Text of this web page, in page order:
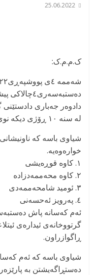
25.06.2022
ک.م.م.ک:
دادوەر جەباری
لە سنە ١٠ ڕۆژی دیکە نوێ کرایەوە.
شیاوی باسە کە
خوارەوەیە.
١. کاوە قوڕەیشی
٢. کاوە محەممەدزادە
٣. ئومید شامحەممەدی
٤. پەرویز ئەحسەنی
ئەم کەسانە پاش
گرتووخانەی ئیدارەی
ڕاگوازراون.
شیاوی باسە کە ئەم
دەستڕاگەیشتن بە